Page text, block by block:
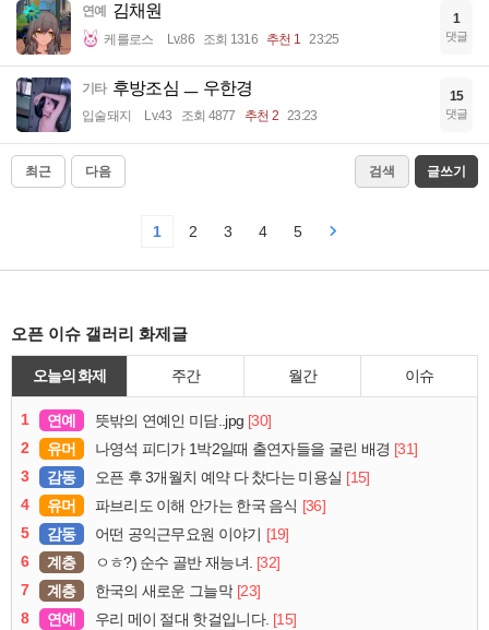
연예 김채원
케를로스 Lv.86 조회 1316 추천 1 23:25
1
댓글
기타 후방조심 ㅡ 우한경
입술돼지 Lv.43 조회 4877 추천 2 23:23
15
댓글
최근 다음 검색 글쓰기
1 2 3 4 5
오픈 이슈 갤러리 화제글
오늘의 화제 주간 월간 이슈
1 연예 뜻밖의 연예인 미담..jpg [30]
2
유머 나영석 피디가 1박2일때 출연자들을 굴린 배경 [31]
3
감동 오픈 후 3개월치 예약 다 찼다는 미용실 [15]
4
유머 파브리도 이해 안가는 한국 음식 [36]
5
감동 어떤 공익근무요원 이야기
[19]
6
계층 ㅇㅎ?) 순수 골반 재능녀. [32]
7
계층 한국의 새로운 그늘막 [23]
8
연예 우리 메이 절대 핫걸입니다. [15]